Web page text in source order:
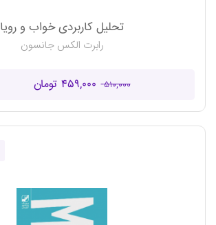
تحلیل کاربردی خواب و رویا
رابرت الکس جانسون
۵۱۰,۰۰۰ ۴۵۹,۰۰۰ تومان